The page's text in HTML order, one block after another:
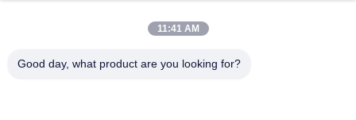
11:41 AM
Good day, what product are you looking for?